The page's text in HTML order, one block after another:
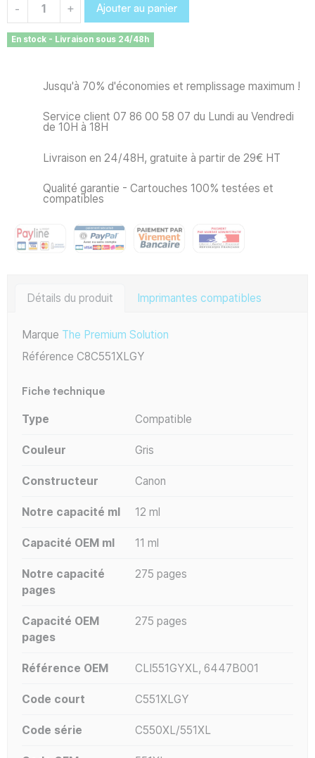
- + Ajouter au panier
En stock - Livraison sous 24/48h
Jusqu'à 70% d'économies et remplissage maximum !
Service client 07 86 00 58 07 du Lundi au Vendredi
de 10H à 18H
Livraison en 24/48H, gratuite à partir de 29€ HT
Qualité garantie - Cartouches 100% testées et
compatibles
Détails du produit Imprimantes compatibles
Marque The Premium Solution
Référence C8C551XLGY
Fiche technique
Type Compatible
Couleur Gris
Constructeur Canon
Notre capacité ml 12 ml
Capacité OEM ml 11 ml
Notre capacité
pages
275 pages
Capacité OEM
pages
275 pages
Référence OEM CLI551GYXL, 6447B001
Code court C551XLGY
Code série C550XL/551XL